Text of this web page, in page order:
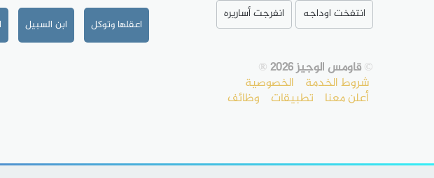
اعقلها وتوكل ابن السبيل
انتفخت اوداجه
انفرجت أساريره
©قاومس الوجيز 2026 ®
شروط الخدمة الخصوصية
أعلن معنا تطبيقات وظائف